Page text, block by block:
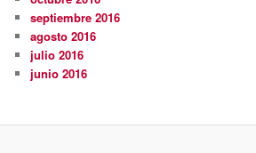
septiembre 2016
agosto 2016
julio 2016
junio 2016